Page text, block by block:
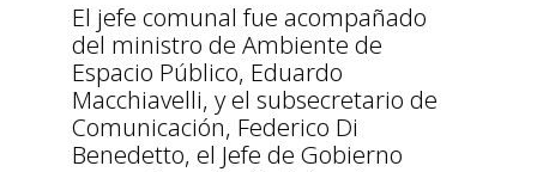
El jefe comunal fue acompañado
del ministro de Ambiente de
Espacio Público, Eduardo
Macchiavelli, y el subsecretario de
Comunicación, Federico Di
Benedetto, el Jefe de Gobierno